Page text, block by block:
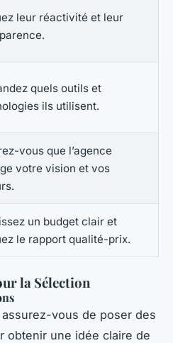
leur réactivité et leur
quels outils et
ils utilisent.
vous que l’agence
votre vision et vos
un budget clair et
le rapport qualité-prix.
la Sélection
vous de poser des
obtenir une idée claire de